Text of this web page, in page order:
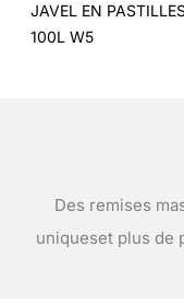
JAVEL EN
100L W5
Des remises
uniqueset plus de